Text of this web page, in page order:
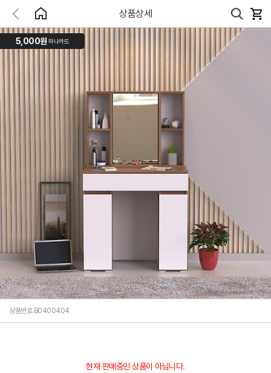
상품상세
5,000원 하나카드
상품번호 B0400404
현재 판매중인 상품이 아닙니다.